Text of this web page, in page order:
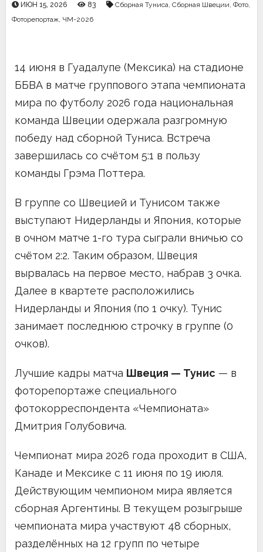
ИЮН 15, 2026 83 Сборная Туниса, Сборная Швеции, Фото,
Фоторепортаж, ЧМ-2026
14 июня в Гуадалупе (Мексика) на стадионе
ББВА в матче группового этапа чемпионата
мира по футболу 2026 года национальная
команда Швеции одержала разгромную
победу над сборной Туниса. Встреча
завершилась со счётом 5:1 в пользу
команды Грэма Поттера.
В группе со Швецией и Тунисом также
выступают Нидерланды и Япония, которые
в очном матче 1-го тура сыграли вничью со
счётом 2:2. Таким образом, Швеция
вырвалась на первое место, набрав 3 очка.
Далее в квартете расположились
Нидерланды и Япония (по 1 очку). Тунис
занимает последнюю строчку в группе (0
очков).
Лучшие кадры матча Швеция — Тунис — в
фоторепортаже специального
фотокорреспондента «Чемпионата»
Дмитрия Голубовича.
Чемпионат мира 2026 года проходит в США,
Канаде и Мексике с 11 июня по 19 июля.
Действующим чемпионом мира является
сборная Аргентины. В текущем розыгрыше
чемпионата мира участвуют 48 сборных,
разделённых на 12 групп по четыре